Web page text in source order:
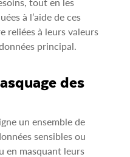
à l’aide de ces
reliées à leurs valeurs
principal.
des
un ensemble de
sensibles ou
en masquant leurs